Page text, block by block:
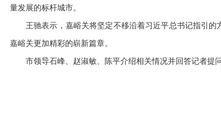
量发展的标杆城市。
王驰表示，嘉峪关将坚定不移沿着习近平总书记指引
嘉峪关更加精彩的崭新篇章。
市领导石峰、赵淑敏、陈平介绍相关情况并回答记者提